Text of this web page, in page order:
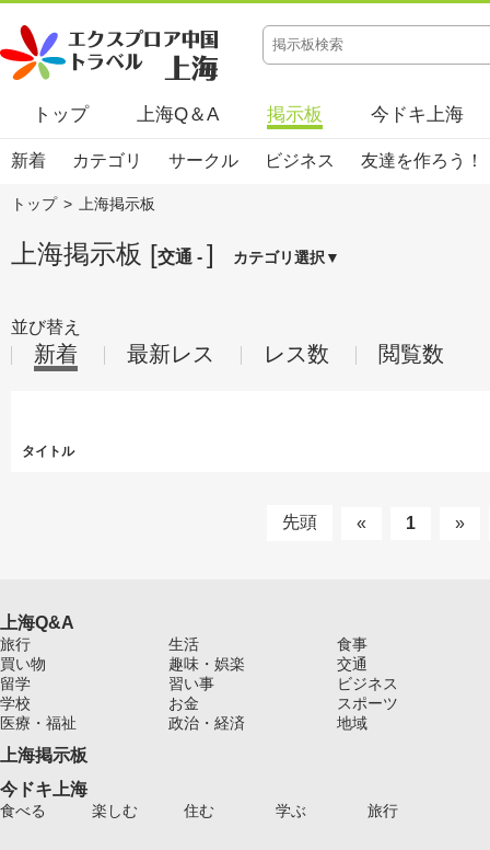
トップ 上海Q＆A 掲示板 今ドキ上海
新着 カテゴリ サークル ビジネス 友達を作ろう！
トップ > 上海掲示板
上海掲示板 [交通 - ] カテゴリ選択▼
並び替え
新着 最新レス レス数 閲覧数
タイトル
先頭 « 1 »
上海Q&A
旅行 生活
食事
買い物
趣味・娯楽
交通
留学
習い事
ビジネス
学校
お金
スポーツ
医療・福祉
政治・経済 地域
上海掲示板
今ドキ上海
食べる 楽しむ 住む 学ぶ 旅行